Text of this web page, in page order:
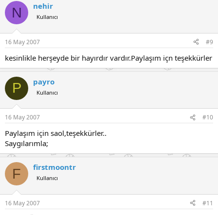
N nehir
Kullanıcı
16 May 2007 #9
kesinlikle herşeyde bir hayırdır vardır.Paylaşım içn teşekkürler
P payro
Kullanıcı
16 May 2007 #10
Paylaşım için saol,teşekkürler..
Saygılarımla;
F firstmoontr
Kullanıcı
16 May 2007 #11